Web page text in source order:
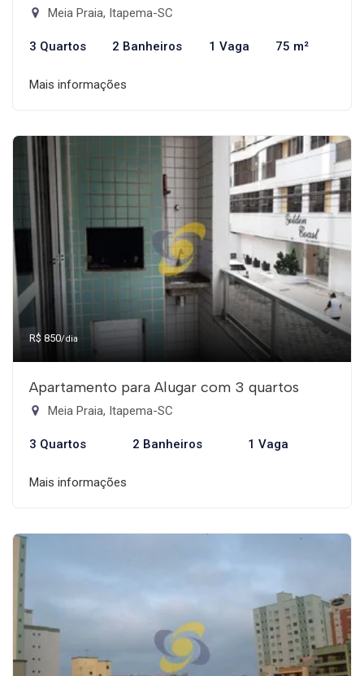
Meia Praia, Itapema-SC
3 Quartos 2 Banheiros 1 Vaga 75 m²
Mais informações
R$ 850/dia
Apartamento para Alugar com 3 quartos
Meia Praia, Itapema-SC
3 Quartos 2 Banheiros 1 Vaga
Mais informações